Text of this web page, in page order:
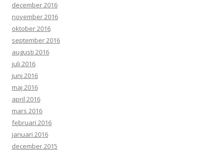
december 2016
november 2016
oktober 2016
september 2016
augusti 2016
juli 2016
juni 2016
maj 2016
april 2016
mars 2016
februari 2016
januari 2016
december 2015